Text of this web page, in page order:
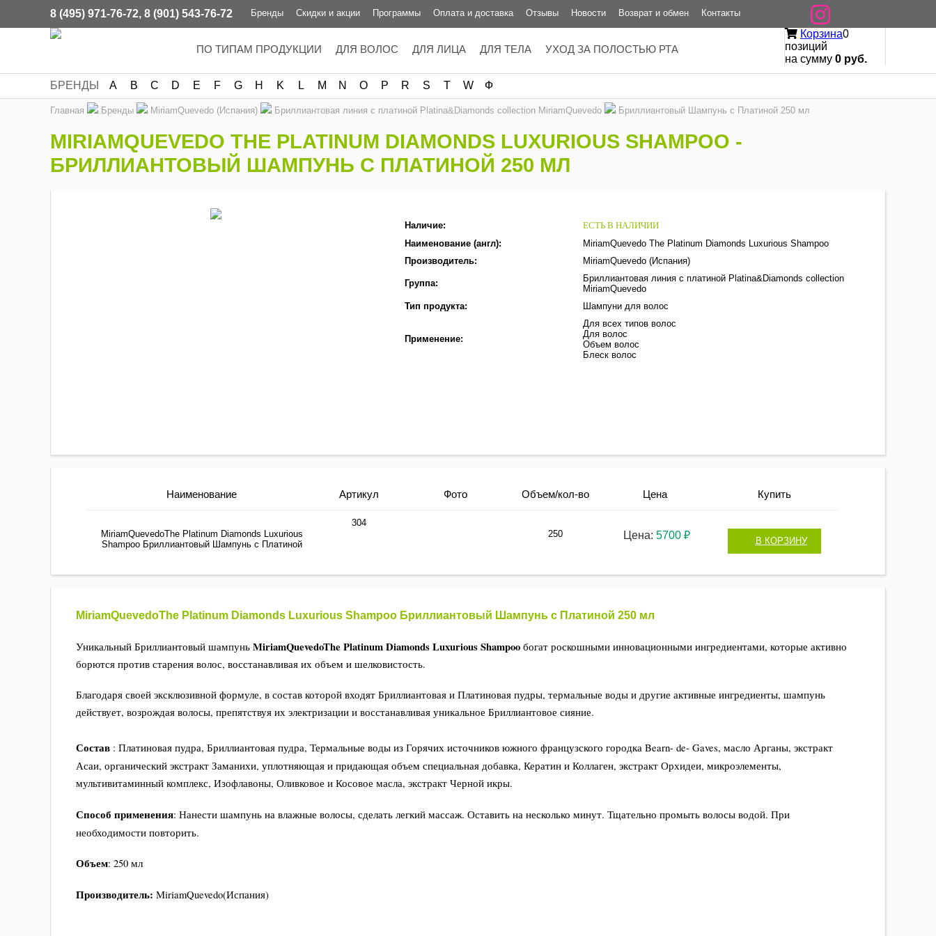
8 (495) 971-76-72, 8 (901) 543-76-72 Бренды Скидки и акции Программы Оплата и доставка Отзывы Новости Возврат и обмен Контакты
ПО ТИПАМ ПРОДУКЦИИ ДЛЯ ВОЛОС ДЛЯ ЛИЦА ДЛЯ ТЕЛА УХОД ЗА ПОЛОСТЬЮ РТА
Корзина0
позиций
на сумму 0 руб.
БРЕНДЫ A B C D E F G H K L M N O P R S T W Ф
Главная Бренды MiriamQuevedo (Испания) Бриллиантовая линия с платиной Platina&Diamonds collection MiriamQuevedo Бриллиантовый Шампунь с Платиной 250 мл
MIRIAMQUEVEDO THE PLATINUM DIAMONDS LUXURIOUS SHAMPOO -
БРИЛЛИАНТОВЫЙ ШАМПУНЬ С ПЛАТИНОЙ 250 МЛ
Наличие:
ЕСТЬ В НАЛИЧИИ
Наименование (англ):
MiriamQuevedo The Platinum Diamonds Luxurious Shampoo
Производитель:
MiriamQuevedo (Испания)
Группа:
Бриллиантовая линия с платиной Platina&Diamonds collection
MiriamQuevedo
Тип продукта:
Шампуни для волос
Применение:
Для всех типов волос
Для волос
Объем волос
Блеск волос
Наименование
MiriamQuevedoThe Platinum Diamonds Luxurious
Shampoo Бриллиантовый Шампунь с Платиной
Артикул
304
Фото Объем/кол-во
250
Цена
Цена:5700 ₽
Купить
В КОРЗИНУ
MiriamQuevedoThe Platinum Diamonds Luxurious Shampoo Бриллиантовый Шампунь с Платиной 250 мл
Уникальный Бриллиантовый шампунь MiriamQuevedoThe Platinum Diamonds Luxurious Shampoo богат роскошными инновационными ингредиентами, которые активно
борются против старения волос, восстанавливая их объем и шелковистость.
Благодаря своей эксклюзивной формуле, в состав которой входят Бриллиантовая и Платиновая пудры, термальные воды и другие активные ингредиенты, шампунь
действует, возрождая волосы, препятствуя их электризации и восстанавливая уникальное Бриллиантовое сияние.
Состав : Платиновая пудра, Бриллиантовая пудра, Термальные воды из Горячих источников южного французского городка Bearn- de- Gaves, масло Арганы, экстракт
Асаи, органический экстракт Заманихи, уплотняющая и придающая объем специальная добавка, Кератин и Коллаген, экстракт Орхидеи, микроэлементы,
мультивитаминный комплекс, Изофлавоны, Оливковое и Косовое масла, экстракт Черной икры.
Способ применения: Нанести шампунь на влажные волосы, сделать легкий массаж. Оставить на несколько минут. Тщательно промыть волосы водой. При
необходимости повторить.
Объем: 250 мл
Производитель: MiriamQuevedo(Испания)